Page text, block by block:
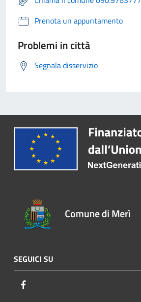
Prenota un appuntamento
Problemi in città
Segnala disservizio
Comune di Merì
SEGUICI SU